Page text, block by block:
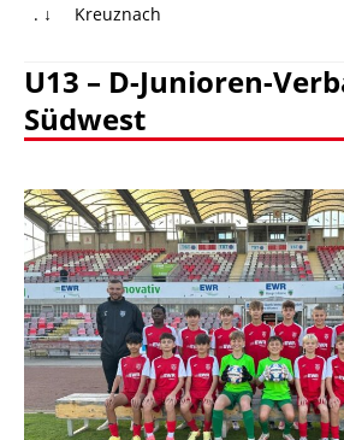
. ↓
Kreuznach
U13 – D-Junioren-
Südwest